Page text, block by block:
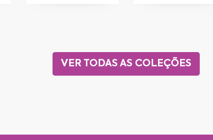
VER TODAS AS COLEÇÕES